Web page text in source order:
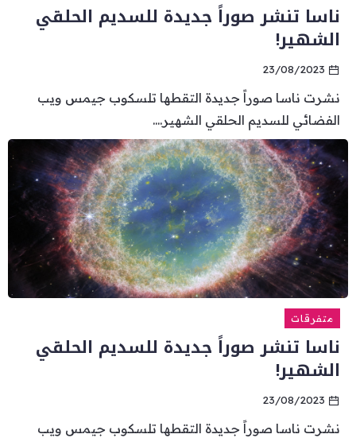
ناسا تنشر صوراً جديدة للسديم الحلقي
الشهير!
23/08/2023
نشرت ناسا صوراً جديدة التقطها تلسكوب جيمس ويب
الفضائي للسديم الحلقي الشهير....
متفرقات
ناسا تنشر صوراً جديدة للسديم الحلقي
الشهير!
23/08/2023
نشرت ناسا صوراً جديدة التقطها تلسكوب جيمس ويب